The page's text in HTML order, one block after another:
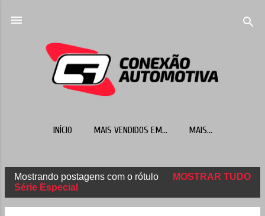
INÍCIO MAIS VENDIDOS EM... MAIS…
o
Mostrando postagens com o rótulo
Série Especial
MOSTRAR TUDO